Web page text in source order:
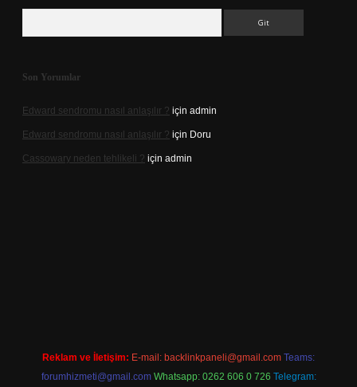
Son Yorumlar
Edward sendromu nasıl anlaşılır ? için admin
Edward sendromu nasıl anlaşılır ? için Doru
Cassowary neden tehlikeli ? için admin
Reklam ve İletişim: E-mail: backlinkpaneli@gmail.com Teams:
forumhizmeti@gmail.com Whatsapp: 0262 606 0 726 Telegram: